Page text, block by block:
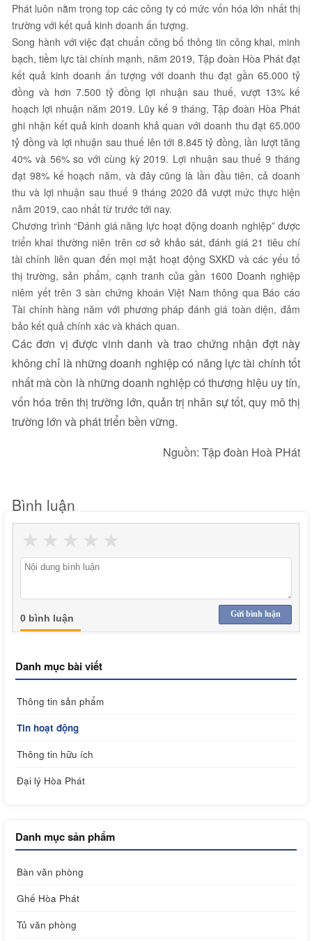
Phát luôn nằm trong top các công ty có mức vốn hóa lớn nhất thị
trường với kết quả kinh doanh ấn tượng.
Song hành với việc đạt chuẩn công bố thông tin công khai, minh
bạch, tiềm lực tài chính mạnh, năm 2019, Tập đoàn Hòa Phát đạt
kết quả kinh doanh ấn tượng với doanh thu đạt gần 65.000 tỷ
đồng và hơn 7.500 tỷ đồng lợi nhuận sau thuế, vượt 13% kế
hoạch lợi nhuận năm 2019. Lũy kế 9 tháng, Tập đoàn Hòa Phát
ghi nhận kết quả kinh doanh khả quan với doanh thu đạt 65.000
tỷ đồng và lợi nhuận sau thuế lên tới 8.845 tỷ đồng, lần lượt tăng
40% và 56% so với cùng kỳ 2019. Lợi nhuận sau thuế 9 tháng
đạt 98% kế hoạch năm, và đây cũng là lần đầu tiên, cả doanh
thu và lợi nhuận sau thuế 9 tháng 2020 đã vượt mức thực hiện
năm 2019, cao nhất từ trước tới nay.
Chương trình “Đánh giá năng lực hoạt động doanh nghiệp” được
triển khai thường niên trên cơ sở khảo sát, đánh giá 21 tiêu chí
tài chính liên quan đến mọi mặt hoạt động SXKD và các yếu tố
thị trường, sản phẩm, cạnh tranh của gần 1600 Doanh nghiệp
niêm yết trên 3 sàn chứng khoán Việt Nam thông qua Báo cáo
Tài chính hàng năm với phương pháp đánh giá toàn diện, đảm
bảo kết quả chính xác và khách quan.
Các đơn vị được vinh danh và trao chứng nhận đợt này
không chỉ là những doanh nghiệp có năng lực tài chính tốt
nhất mà còn là những doanh nghiệp có thương hiệu uy tín,
vốn hóa trên thị trường lớn, quản trị nhân sự tốt, quy mô thị
trường lớn và phát triển bền vững.
Nguồn: Tập đoàn Hoà PHát
Bình luận
★
★
★
★
★
Gửi bình luận
0 bình luận
Danh mục bài viết
Thông tin sản phẩm
Tin hoạt động
Thông tin hữu ích
Đại lý Hòa Phát
Danh mục sản phẩm
Bàn văn phòng
Ghế Hòa Phát
Tủ văn phòng